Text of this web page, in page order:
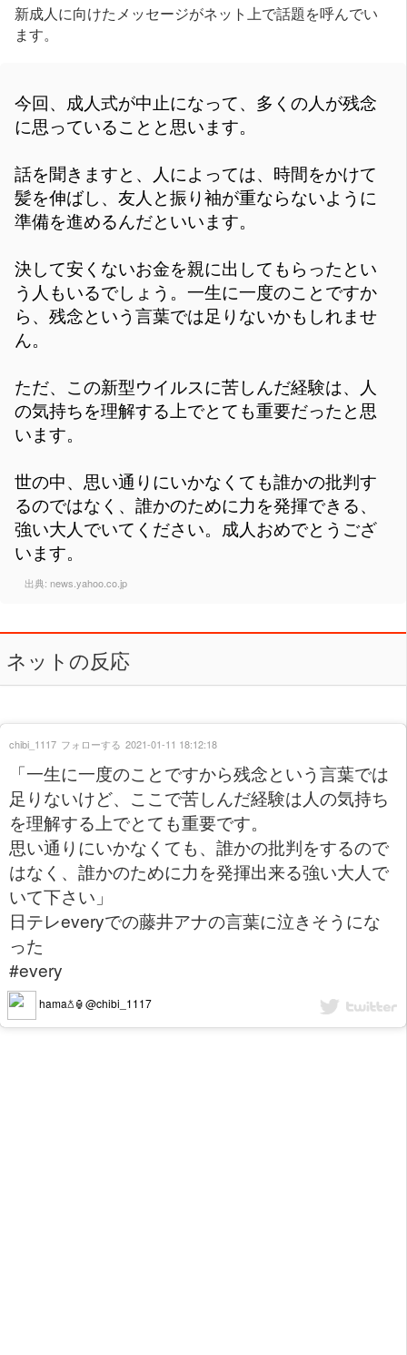
新成人に向けたメッセージがネット上で話題を呼んでい
ます。
今回、成人式が中止になって、多くの人が残念
に思っていることと思います。
話を聞きますと、人によっては、時間をかけて
髪を伸ばし、友人と振り袖が重ならないように
準備を進めるんだといいます。
決して安くないお金を親に出してもらったとい
う人もいるでしょう。一生に一度のことですか
ら、残念という言葉では足りないかもしれませ
ん。
ただ、この新型ウイルスに苦しんだ経験は、人
の気持ちを理解する上でとても重要だったと思
います。
世の中、思い通りにいかなくても誰かの批判す
るのではなく、誰かのために力を発揮できる、
強い大人でいてください。成人おめでとうござ
います。
出典: news.yahoo.co.jp
ネットの反応
「一生に一度のことですから残念という言葉では
足りないけど、ここで苦しんだ経験は人の気持ち
を理解する上でとても重要です。
思い通りにいかなくても、誰かの批判をするので
はなく、誰かのために力を発揮出来る強い大人で
いて下さい」
日テレeveryでの藤井アナの言葉に泣きそうにな
った
#every
hama𖡿🏮@chibi_1117
chibi_1117 フォローする 2021-01-11 18:12:18